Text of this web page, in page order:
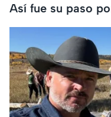
Así fue su paso